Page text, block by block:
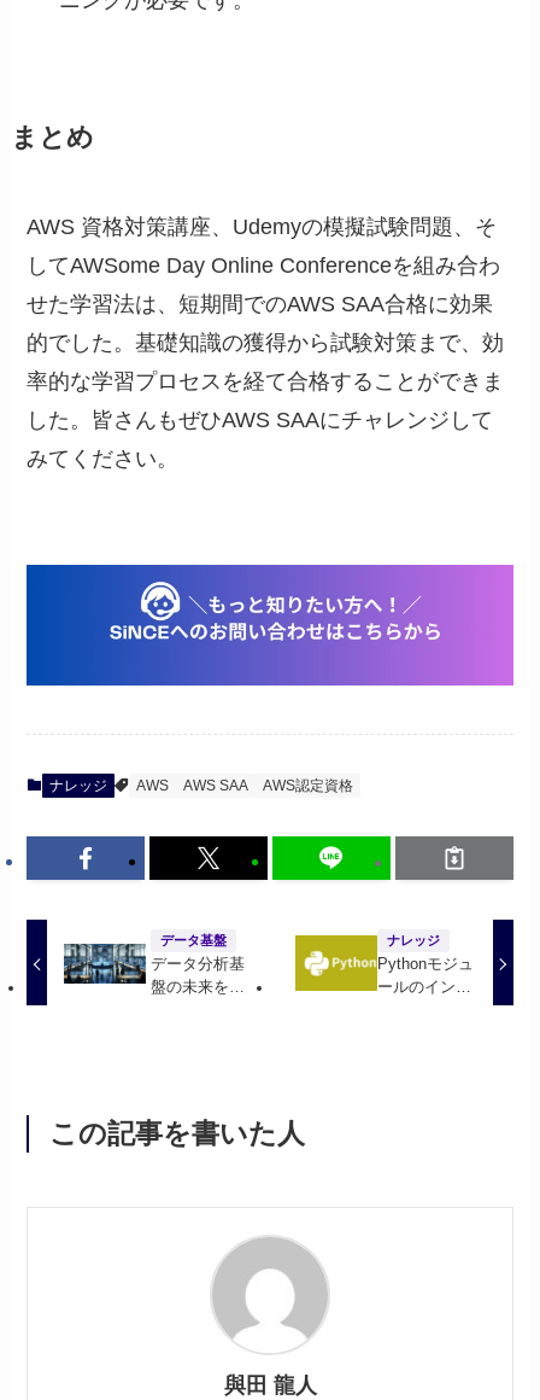
まとめ
AWS 資格対策講座、Udemyの模擬試験問題、そ
してAWSome Day Online Conferenceを組み合わ
せた学習法は、短期間でのAWS SAA合格に効果
的でした。基礎知識の獲得から試験対策まで、効
率的な学習プロセスを経て合格することができま
した。皆さんもぜひAWS SAAにチャレンジして
みてください。
ナレッジ AWS AWS SAA AWS認定資格
データ基盤
データ分析基
盤の未来を切
ナレッジ
Pythonモジュ
ールのインポ
この記事を書いた人
與田 龍人